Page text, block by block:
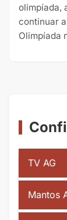
olimpíada,
continuar
Olimpíada
TV AG
Mantos